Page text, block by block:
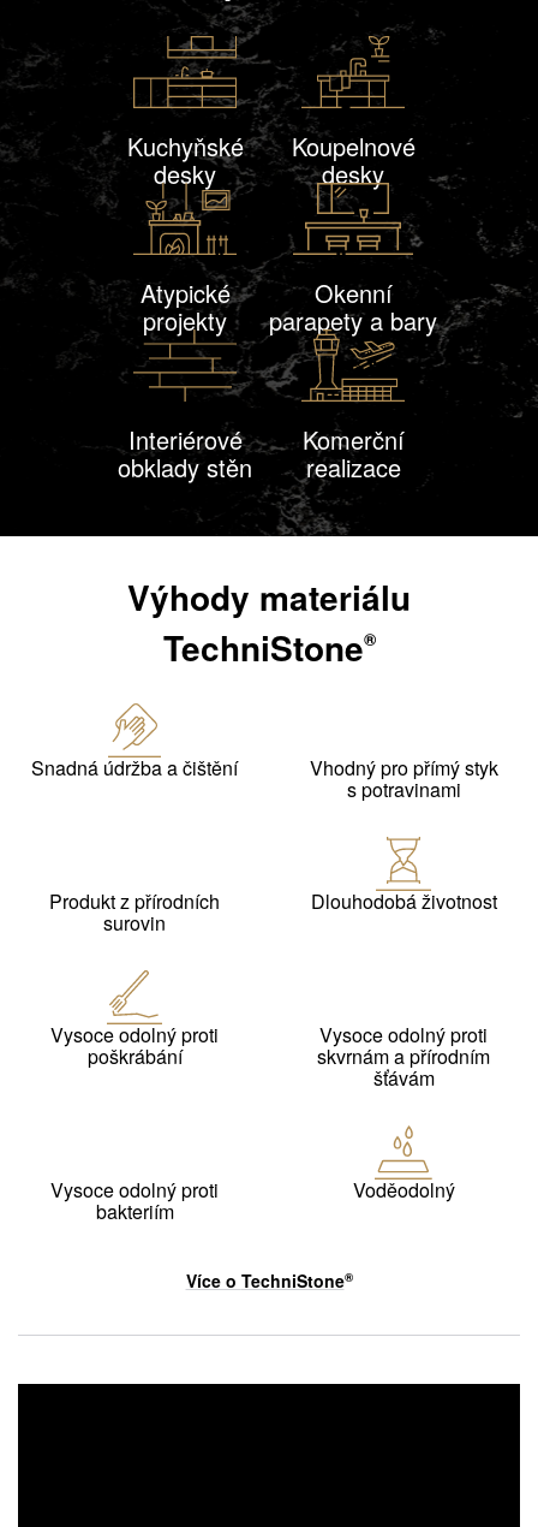
Kuchyňské
desky
Koupelnové
desky
Atypické
projekty
Okenní
parapety a bary
Interiérové
obklady stěn
Komerční
realizace
Výhody materiálu
TechniStone®
Snadná údržba a čištění Vhodný pro přímý styk
s potravinami
Produkt z přírodních
surovin
Dlouhodobá životnost
Vysoce odolný proti
poškrábání
Vysoce odolný proti
skvrnám a přírodním
šťávám
Vysoce odolný proti
bakteriím
Voděodolný
Více o TechniStone®